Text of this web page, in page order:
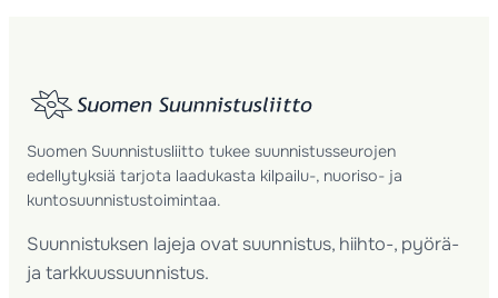
Suomen Suunnistusliitto tukee suunnistusseurojen
edellytyksiä tarjota laadukasta kilpailu-, nuoriso- ja
kuntosuunnistustoimintaa.
Suunnistuksen lajeja ovat suunnistus, hiihto-, pyörä-
ja tarkkuussuunnistus.